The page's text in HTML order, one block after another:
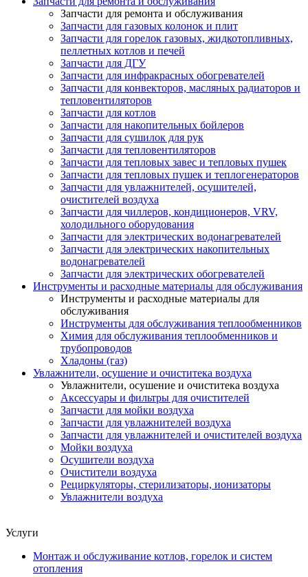
Запчасти для ремонта и обслуживания
Запчасти для газовых колонок и плит
Запчасти для горелок газовых, жидкотопливных,
пеллетных котлов и печей
Запчасти для ДГУ
Запчасти для инфракрасных обогревателей
Запчасти для конвекторов, масляных радиаторов и
тепловентиляторов
Запчасти для котлов
Запчасти для накопительных бойлеров
Запчасти для сушилок для рук
Запчасти для тепловентиляторов
Запчасти для тепловых завес и тепловых пушек
Запчасти для тепловых пушек и теплогенераторов
Запчасти для увлажнителей, осушителей,
очистителей воздуха
Запчасти для чиллеров, кондиционеров, VRV,
холодильного оборудования
Запчасти для электрических водонагревателей
Запчасти для электрических накопительных
водонагревателей
Запчасти для электрических обогревателей
Инструменты и расходные материалы для обслуживания
Инструменты и расходные материалы для
обслуживания
Инструменты для обслуживания теплообменников
Химия для обслуживания теплообменников и
трубопроводов
Хладоны (газ)
Увлажнители, осушение и очиститека воздуха
Увлажнители, осушение и очиститека воздуха
Аксессуары и фильтры для очистителей
Запчасти для мойки воздуха
Запчасти для увлажнителей воздуха
Запчасти для увлажнителей и очистителей воздуха
Мойки воздуха
Осушители воздуха
Очистители воздуха
Рециркуляторы, стерилизаторы, ионизаторы
Увлажнители воздуха
Услуги
Монтаж и обслуживание котлов, горелок и систем
отопления